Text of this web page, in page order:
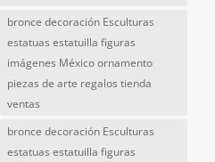
bronce decoración Esculturas
estatuas estatuilla figuras
imágenes México ornamento
piezas de arte regalos tienda
ventas
bronce decoración Esculturas
estatuas estatuilla figuras